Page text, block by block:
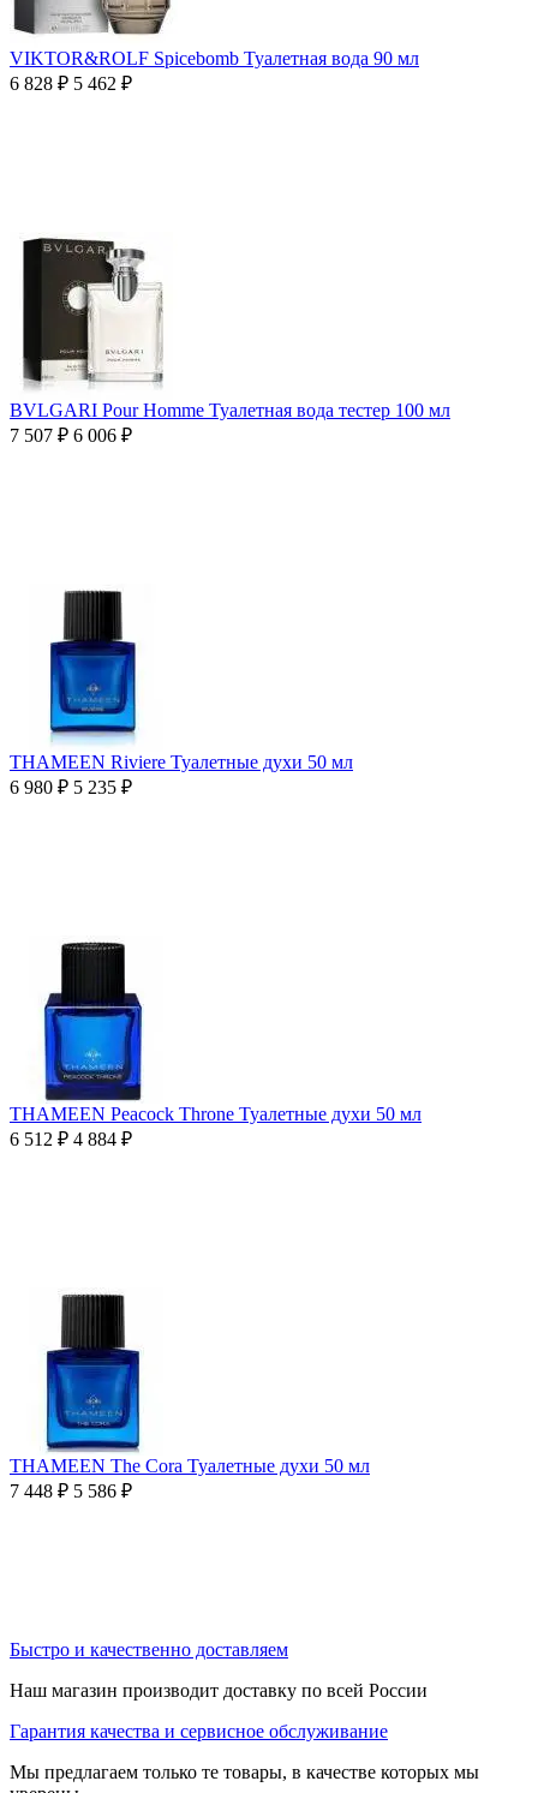
VIKTOR&ROLF Spicebomb Туалетная вода 90 мл
6 828 ₽ 5 462 ₽
BVLGARI Pour Homme Туалетная вода тестер 100 мл
7 507 ₽ 6 006 ₽
THAMEEN Riviere Туалетные духи 50 мл
6 980 ₽ 5 235 ₽
THAMEEN Peacock Throne Туалетные духи 50 мл
6 512 ₽ 4 884 ₽
THAMEEN The Cora Туалетные духи 50 мл
7 448 ₽ 5 586 ₽
Быстро и качественно доставляем
Наш магазин производит доставку по всей России
Гарантия качества и сервисное обслуживание
Мы предлагаем только те товары, в качестве которых мы